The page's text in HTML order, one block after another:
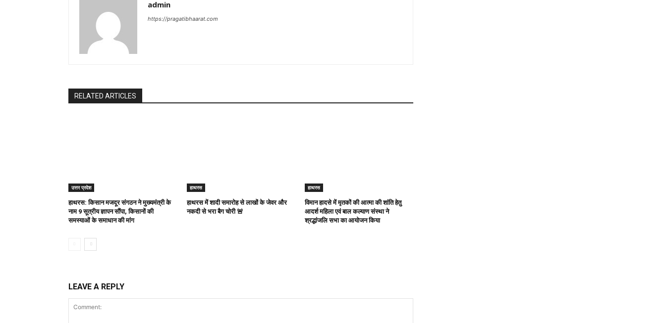
admin
https://pragatibhaarat.com
RELATED ARTICLES
उत्तर प्रदेश
हाथरस: किसान मजदूर संगठन ने मुख्यमंत्री के
नाम 9 सूत्रीय ज्ञापन सौंपा, किसानों की
समस्याओं के समाधान की मांग
हाथरस
हाथरस में शादी समारोह से लाखों के जेवर और
नकदी से भरा बैग चोरी 🚨
हाथरस
विमान हादसे में मृतकों की आत्मा की शांति हेतु
आदर्श महिला एवं बाल कल्याण संस्था ने
श्रद्धांजलि सभा का आयोजन किया
LEAVE A REPLY